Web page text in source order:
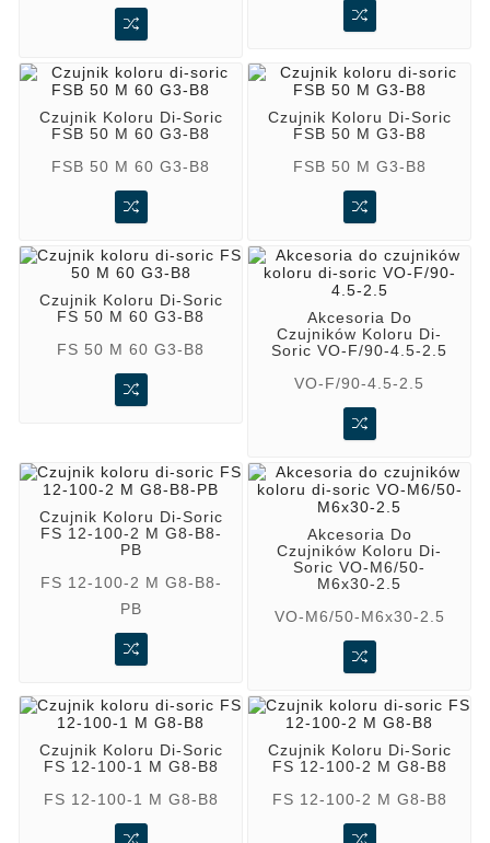
Czujnik Koloru Di-Soric
FSB 50 M 60 G3-B8
FSB 50 M 60 G3-B8
Czujnik Koloru Di-Soric
FSB 50 M G3-B8
FSB 50 M G3-B8
Czujnik Koloru Di-Soric
FS 50 M 60 G3-B8
FS 50 M 60 G3-B8
Akcesoria Do
Czujników Koloru Di-
Soric VO-F/90-4.5-2.5
VO-F/90-4.5-2.5
Czujnik Koloru Di-Soric
FS 12-100-2 M G8-B8-
PB
FS 12-100-2 M G8-B8-
PB
Akcesoria Do
Czujników Koloru Di-
Soric VO-M6/50-
M6x30-2.5
VO-M6/50-M6x30-2.5
Czujnik Koloru Di-Soric
FS 12-100-1 M G8-B8
FS 12-100-1 M G8-B8
Czujnik Koloru Di-Soric
FS 12-100-2 M G8-B8
FS 12-100-2 M G8-B8